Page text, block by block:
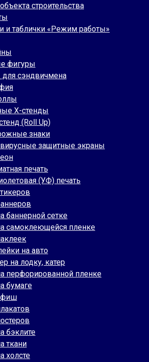
строительства
и таблички «Режим работы»
фигуры
для сэндвичмена
Х-стенды
(Roll Up)
знаки
защитные экраны
печать
(УФ) печать
баннерной сетке
самоклеющейся пленке
на авто
на лодку, катер
перфорированной пленке
бумаге
бэклите
ткани
холсте